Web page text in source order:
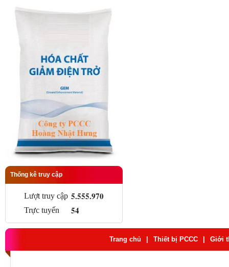
Thống kê truy cập
Lượt truy cập 5.555.970
Trực tuyến 54
Trang chủ Thiết bị PCCC Giới